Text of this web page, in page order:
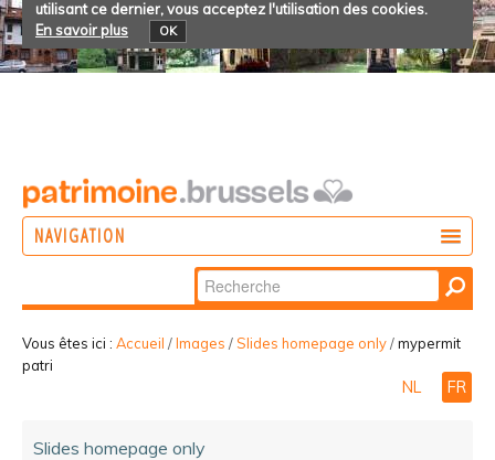
utilisant ce dernier, vous acceptez l'utilisation des cookies.
En savoir plus
OK
NAVIGATION
Chercher par
Recherche
avancée…
Vous êtes ici : Accueil /Images /Slides homepage only/mypermit
patri
NL FR
Slides homepage only